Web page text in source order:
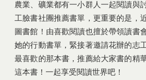
農業、礦業都有一小群人一起閱讀與
工臉書社團推薦書單，更重要的是，
圖書館！由喜歡閱讀也擅於帶領讀書
她的行動書單，緊接著邀請花辦的志
最喜歡的那本書，推薦給大家書的精
這本書！一起享受閱讀世界吧！